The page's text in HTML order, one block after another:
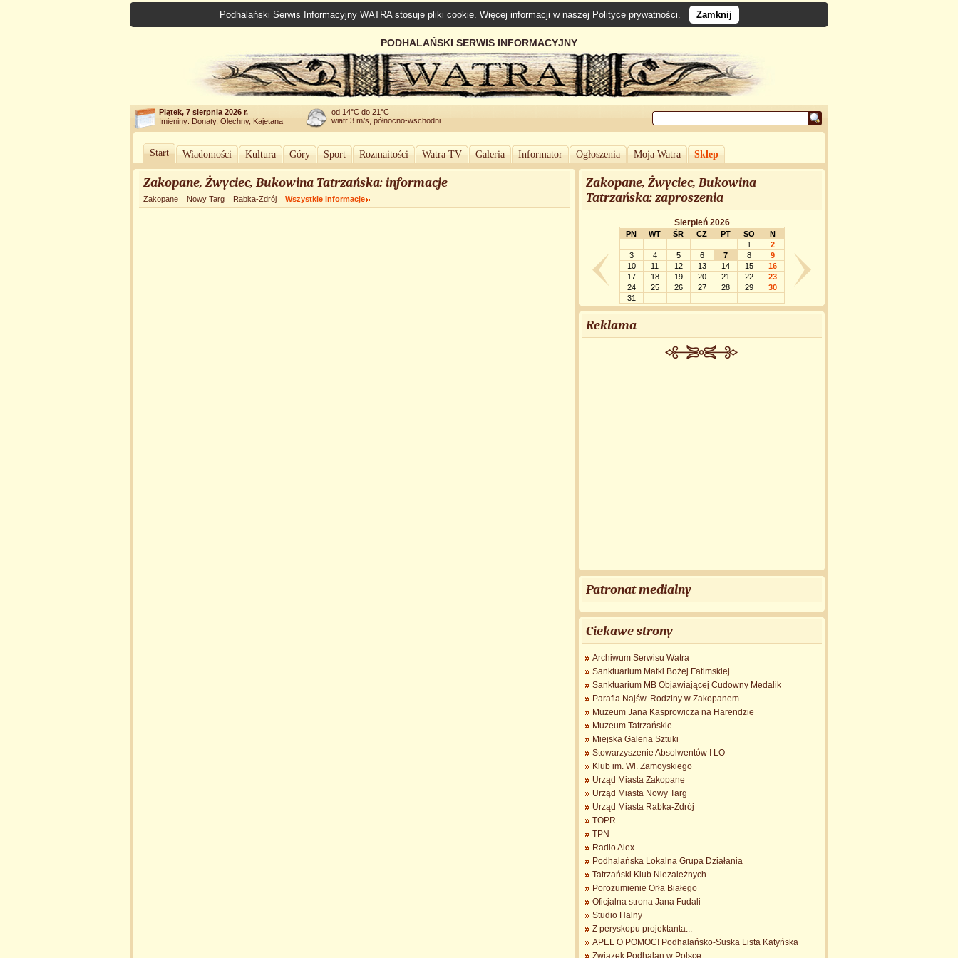
Podhalański Serwis Informacyjny WATRA stosuje pliki cookie. Więcej informacji w naszej Polityce prywatności. Zamknij
PODHALAŃSKI SERWIS INFORMACYJNY
Piątek, 7 sierpnia 2026 r.
Imieniny: Donaty, Olechny, Kajetana
od 14°C do 21°C
wiatr 3 m/s, północno-wschodni
Start Wiadomości Kultura Góry Sport Rozmaitości Watra TV Galeria Informator Ogłoszenia Moja Watra Sklep
Zakopane, Żwyciec, Bukowina Tatrzańska: informacje
Zakopane Nowy Targ Rabka-Zdrój Wszystkie informacje
Zakopane, Żwyciec, Bukowina
Tatrzańska: zaproszenia
Sierpień 2026
PN WT ŚR CZ PT SO
N
1
2
3
4 5 6 7 8
9
10
11 12 13 14 15
16
17
18 19 20 21 22
23
24
25 26 27 28 29
30
31
Reklama
Patronat medialny
Ciekawe strony
Archiwum Serwisu Watra
Sanktuarium Matki Bożej Fatimskiej
Sanktuarium MB Objawiającej Cudowny Medalik
Parafia Najśw. Rodziny w Zakopanem
Muzeum Jana Kasprowicza na Harendzie
Muzeum Tatrzańskie
Miejska Galeria Sztuki
Stowarzyszenie Absolwentów I LO
Klub im. Wł. Zamoyskiego
Urząd Miasta Zakopane
Urząd Miasta Nowy Targ
Urząd Miasta Rabka-Zdrój
TOPR
TPN
Radio Alex
Podhalańska Lokalna Grupa Działania
Tatrzański Klub Niezależnych
Porozumienie Orła Białego
Oficjalna strona Jana Fudali
Studio Halny
Z peryskopu projektanta...
APEL O POMOC! Podhalańsko-Suska Lista Katyńska
Związek Podhalan w Polsce